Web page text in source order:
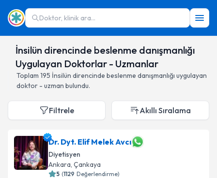
Doktor, klinik ara...
İnsilün direncinde beslenme danışmanlığı
Uygulayan Doktorlar - Uzmanlar
Toplam 195 İnsilün direncinde beslenme danışmanlığı uygulayan
doktor - uzman bulundu.
Filtrele Akıllı Sıralama
Dr. Dyt. Elif Melek Avcı
Diyetisyen
Ankara, Çankaya
5 (1129 Değerlendirme)